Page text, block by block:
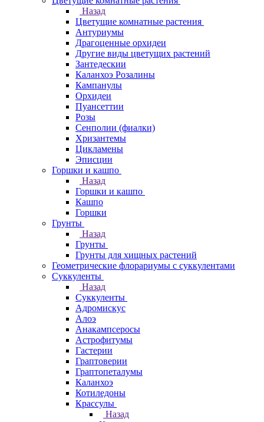
Назад
Цветущие комнатные растения
Антуриумы
Драгоценные орхидеи
Другие виды цветущих растений
Зантедескии
Каланхоэ Розалины
Кампанулы
Орхидеи
Пуансеттии
Розы
Сенполии (фиалки)
Хризантемы
Цикламены
Эписции
Горшки и кашпо
Назад
Горшки и кашпо
Кашпо
Горшки
Грунты
Назад
Грунты
Грунты для хищных растений
Геометрические флорариумы с суккулентами
Суккуленты
Назад
Суккуленты
Адромискус
Алоэ
Анакампсеросы
Астрофитумы
Гастерии
Граптоверии
Граптопеталумы
Каланхоэ
Котиледоны
Крассулы
Назад